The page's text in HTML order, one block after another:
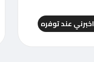
اخبرني عند توفره